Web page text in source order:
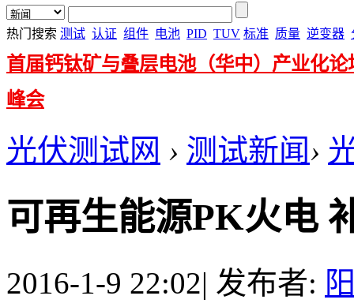
热门搜索 测试 认证 组件 电池 PID TUV 标准 质量 逆变器
首届钙钛矿与叠层电池（华中）产业化论
峰会
光伏测试网 › 测试新闻›
可再生能源PK火电
2016-1-9 22:02| 发布者: